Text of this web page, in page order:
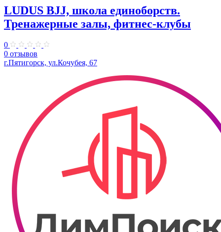
LUDUS BJJ, школа единоборств.
Тренажерные залы, фитнес-клубы
0
0 отзывов
г.Пятигорск, ул.Кочубея, 67